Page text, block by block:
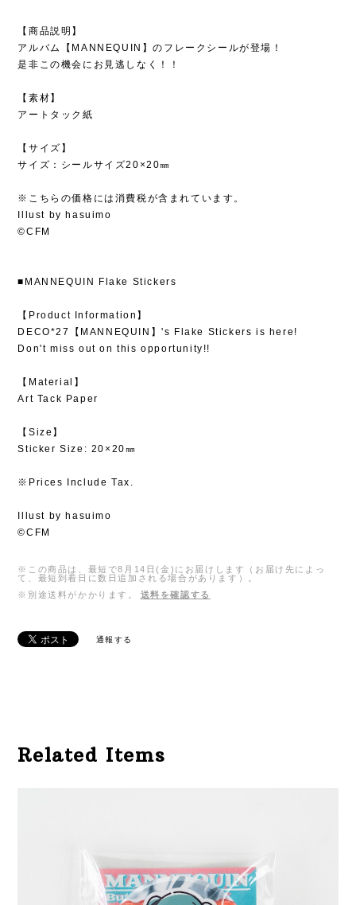
【商品説明】
アルバム【MANNEQUIN】のフレークシールが登場！
是非この機会にお見逃しなく！！
【素材】
アートタック紙
【サイズ】
サイズ：シールサイズ20×20㎜
※こちらの価格には消費税が含まれています。
Illust by hasuimo
©CFM
■MANNEQUIN Flake Stickers
【Product Information】
DECO*27【MANNEQUIN】's Flake Stickers is here!
Don't miss out on this opportunity!!
【Material】
Art Tack Paper
【Size】
Sticker Size: 20×20㎜
※Prices Include Tax.
Illust by hasuimo
©CFM
※この商品は、最短で8月14日(金)にお届けします（お届け先によっ
て、最短到着日に数日追加される場合があります）。
※別途送料がかかります。
送料を確認する
通報する
Related Items